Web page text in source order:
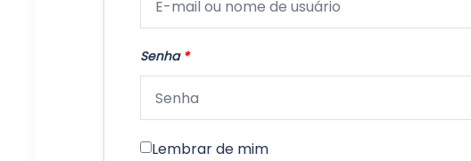
Senha *
Lembrar de mim